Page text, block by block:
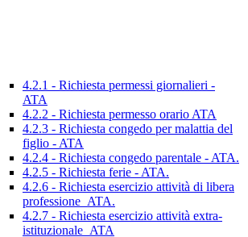
4.2.1 - Richiesta permessi giornalieri -
ATA
4.2.2 - Richiesta permesso orario ATA
4.2.3 - Richiesta congedo per malattia del
figlio - ATA
4.2.4 - Richiesta congedo parentale - ATA.
4.2.5 - Richiesta ferie - ATA.
4.2.6 - Richiesta esercizio attività di libera
professione_ATA.
4.2.7 - Richiesta esercizio attività extra-
istituzionale_ATA